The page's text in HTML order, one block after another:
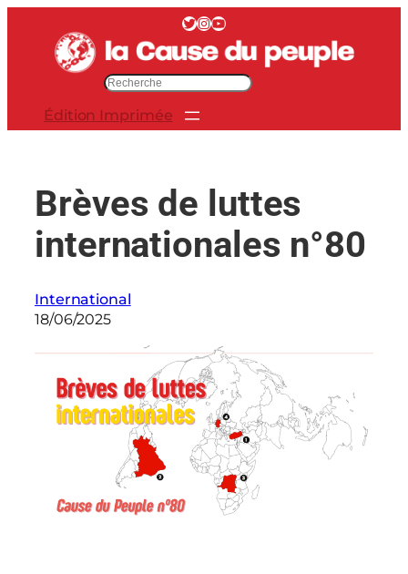
contenu
Twitter InstagramYouTube
e
r
Édition Imprimée
Brèves de luttes
internationales n°80
International
18/06/2025